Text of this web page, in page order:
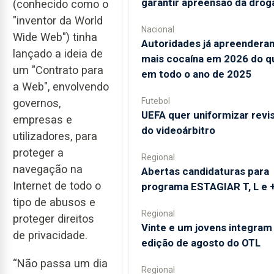
(conhecido como o
"inventor da World
Wide Web") tinha
lançado a ideia de
um "Contrato para
a Web", envolvendo
governos,
empresas e
utilizadores, para
proteger a
navegação na
Internet de todo o
tipo de abusos e
proteger direitos
de privacidade.
“Não passa um dia
garantir apreensão da
Nacional
Autoridades já
mais cocaína em 2026 do
em todo o ano de 2025
Futebol
UEFA quer uniformizar
do videoárbitro
Regional
Abertas candidaturas para
programa ESTAGIAR T, L e
Regional
Vinte e um jovens integram
edição de agosto do OTL
Regional